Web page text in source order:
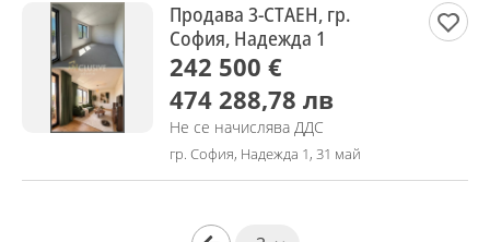
Продава 3-СТАЕН, гр.
София, Надежда 1
242 500 €
474 288,78 лв
Не се начислява ДДС
гр. София, Надежда 1, 31 май